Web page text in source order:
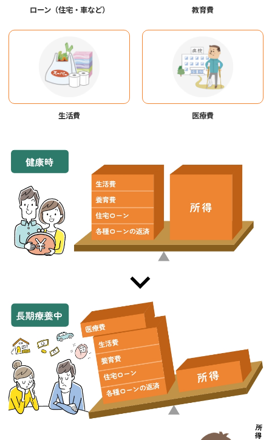
ローン（住宅・車など） 教育費
生活費 医療費